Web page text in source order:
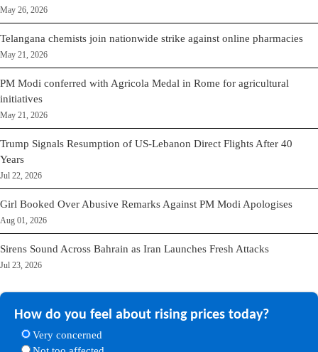
May 26, 2026
Telangana chemists join nationwide strike against online pharmacies
May 21, 2026
PM Modi conferred with Agricola Medal in Rome for agricultural
initiatives
May 21, 2026
Trump Signals Resumption of US-Lebanon Direct Flights After 40
Years
Jul 22, 2026
Girl Booked Over Abusive Remarks Against PM Modi Apologises
Aug 01, 2026
Sirens Sound Across Bahrain as Iran Launches Fresh Attacks
Jul 23, 2026
How do you feel about rising prices today?
Very concerned